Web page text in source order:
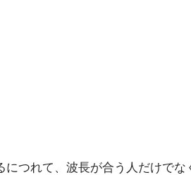
につれて、波長が合う人だけで